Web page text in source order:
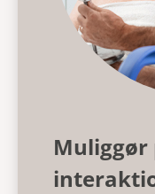
Muliggør